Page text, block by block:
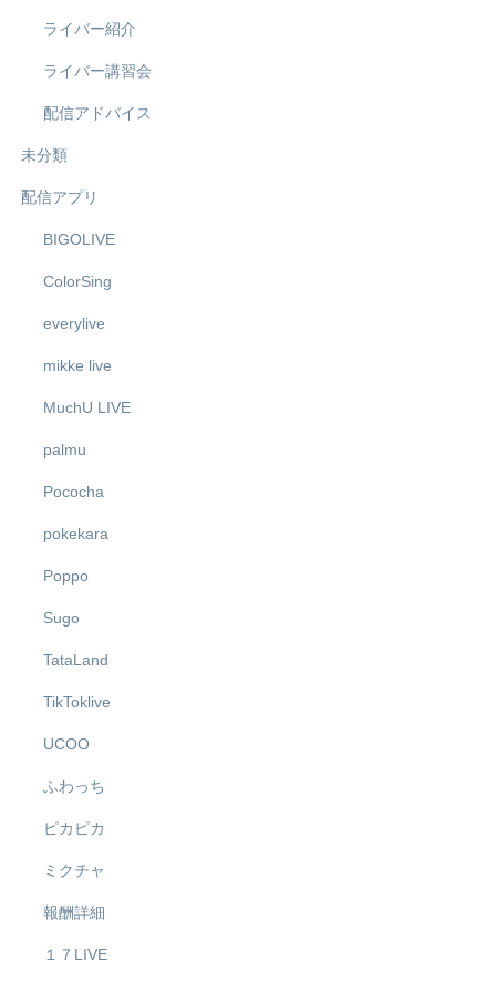
ライバー紹介
ライバー講習会
配信アドバイス
未分類
配信アプリ
BIGOLIVE
ColorSing
everylive
mikke live
MuchU LIVE
palmu
Pococha
pokekara
Poppo
Sugo
TataLand
TikToklive
UCOO
ふわっち
ピカピカ
ミクチャ
報酬詳細
１７LIVE